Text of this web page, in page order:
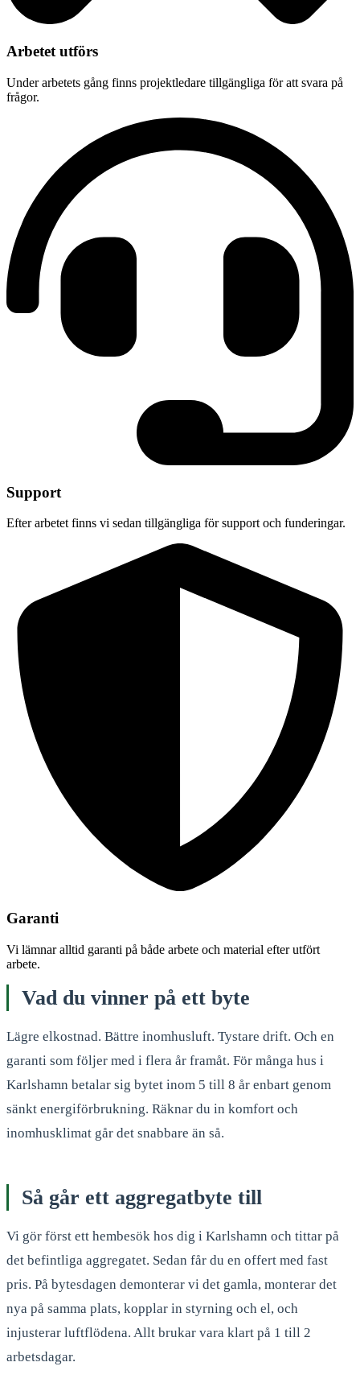
Arbetet utförs
Under arbetets gång finns projektledare tillgängliga för att svara på
frågor.
Support
Efter arbetet finns vi sedan tillgängliga för support och funderingar.
Garanti
Vi lämnar alltid garanti på både arbete och material efter utfört
arbete.
Vad du vinner på ett byte
Lägre elkostnad. Bättre inomhusluft. Tystare drift. Och en
garanti som följer med i flera år framåt. För många hus i
Karlshamn betalar sig bytet inom 5 till 8 år enbart genom
sänkt energiförbrukning. Räknar du in komfort och
inomhusklimat går det snabbare än så.
Så går ett aggregatbyte till
Vi gör först ett hembesök hos dig i Karlshamn och tittar på
det befintliga aggregatet. Sedan får du en offert med fast
pris. På bytesdagen demonterar vi det gamla, monterar det
nya på samma plats, kopplar in styrning och el, och
injusterar luftflödena. Allt brukar vara klart på 1 till 2
arbetsdagar.